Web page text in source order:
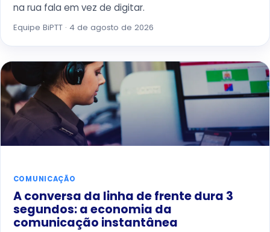
na rua fala em vez de digitar.
Equipe BiPTT · 4 de agosto de 2026
COMUNICAÇÃO
A conversa da linha de frente dura 3
segundos: a economia da
comunicação instantânea